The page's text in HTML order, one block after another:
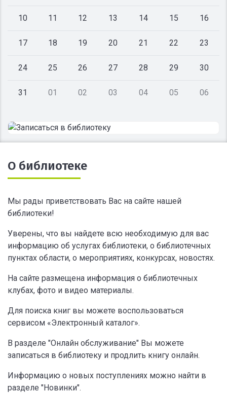
10 11 12 13 14 15 16
17 18 19 20 21 22 23
24 25 26 27 28 29 30
31 01 02 03 04 05 06
О библиотеке
Мы рады приветствовать Вас на сайте нашей
библиотеки!
Уверены, что вы найдете всю необходимую для вас
информацию об услугах библиотеки, о библиотечных
пунктах области, о мероприятиях, конкурсах, новостях.
На сайте размещена информация о библиотечных
клубах, фото и видео материалы.
Для поиска книг вы можете воспользоваться
сервисом «Электронный каталог».
В разделе "Онлайн обслуживание" Вы можете
записаться в библиотеку и продлить книгу онлайн.
Информацию о новых поступлениях можно найти в
разделе "Новинки".